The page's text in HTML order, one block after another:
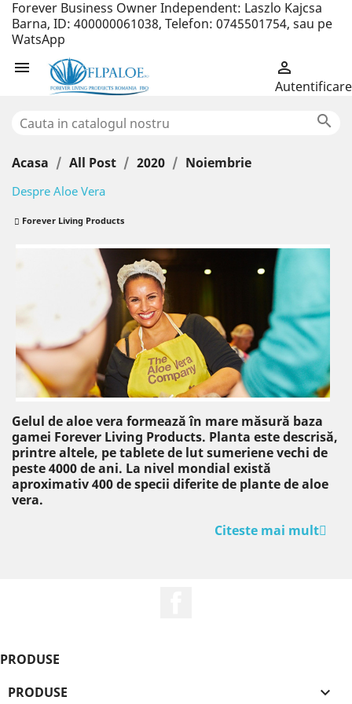
Forever Business Owner Independent: Laszlo Kajcsa
Barna, ID: 400000061038, Telefon: 0745501754, sau pe
WatsApp
 
Autentificare

Acasa All Post 2020 Noiembrie
Despre Aloe Vera
Forever Living Products
Gelul de aloe vera formează în mare măsură baza
gamei Forever Living Products. Planta este descrisă,
printre altele, pe tablete de lut sumeriene vechi de
peste 4000 de ani. La nivel mondial există
aproximativ 400 de specii diferite de plante de aloe
vera.
Citeste mai mult
PRODUSE
PRODUSE
